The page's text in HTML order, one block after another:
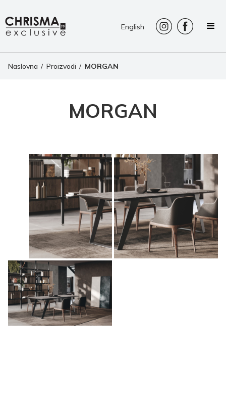
English
Naslovna / Proizvodi / MORGAN
MORGAN